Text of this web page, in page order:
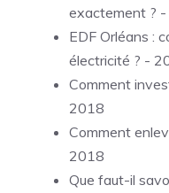
exactement ? -
EDF Orléans :
électricité ? -
Comment
2018
Comment
2018
Que faut-il